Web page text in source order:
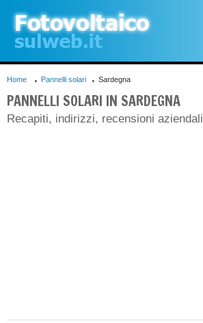
HOME GUIDA
Home Pannelli solari Sardegna
PANNELLI SOLARI IN SARDEGNA
Recapiti, indirizzi, recensioni aziendali